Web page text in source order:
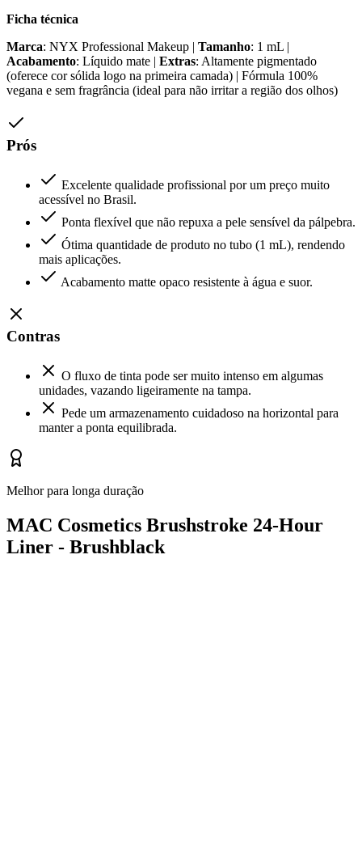
Ficha técnica
Marca: NYX Professional Makeup | Tamanho: 1 mL |
Acabamento: Líquido mate | Extras: Altamente pigmentado
(oferece cor sólida logo na primeira camada) | Fórmula 100%
vegana e sem fragrância (ideal para não irritar a região dos olhos)
Prós
Excelente qualidade profissional por um preço muito
acessível no Brasil.
Ponta flexível que não repuxa a pele sensível da pálpebra.
Ótima quantidade de produto no tubo (1 mL), rendendo
mais aplicações.
Acabamento matte opaco resistente à água e suor.
Contras
O fluxo de tinta pode ser muito intenso em algumas
unidades, vazando ligeiramente na tampa.
Pede um armazenamento cuidadoso na horizontal para
manter a ponta equilibrada.
Melhor para longa duração
MAC Cosmetics Brushstroke 24-Hour
Liner - Brushblack